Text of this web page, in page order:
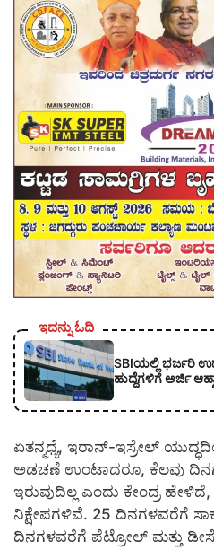
ಇದನ್ನು ಓದಿ
SBIಯಲ್ಲಿ ಭರ್ಜರಿ
ಹುದ್ದೆಗಳಿಗೆ ಅರ್ಜಿ
ಏತನ್ಮಧ್ಯೆ, ಇರಾನ್-ಇಸ್ರೇಲ್
ಅಡಚಣೆ ಉಂಟಾದರೂ, ಕೆಲವು
ಇರುವುದಿಲ್ಲ ಎಂದು ಕೇಂದ್ರ
ನಿಕ್ಷೇಪಗಳಿವೆ. 25 ದಿನಗಳವರೆಗೆ
ದಿನಗಳವರೆಗೆ ಪೆಟ್ರೋಲ್ ಮತ್ತು